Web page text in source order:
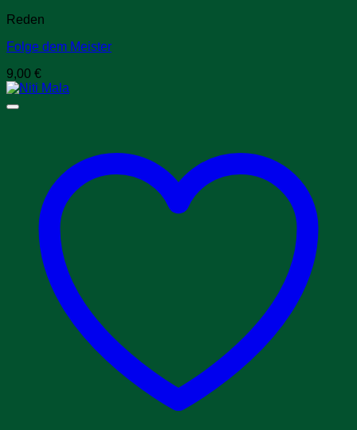
Reden
Folge dem Meister
9,00 €